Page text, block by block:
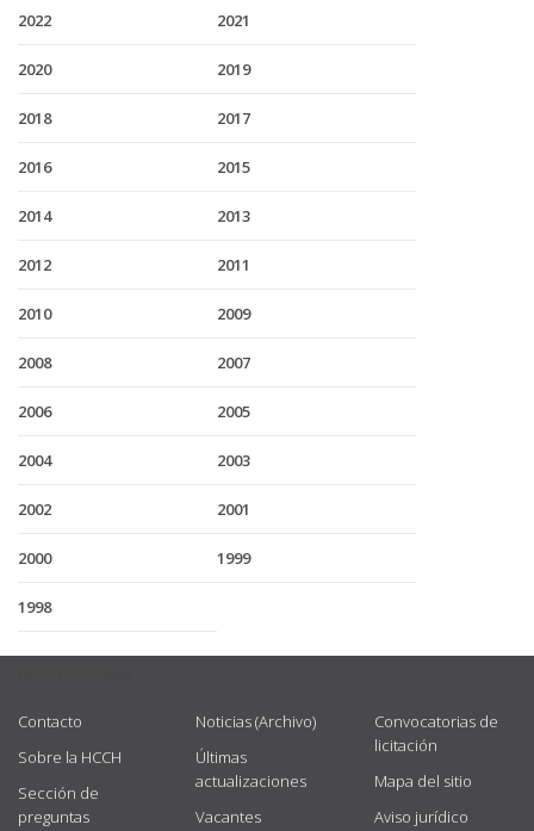
2022 2021
2020 2019
2018 2017
2016 2015
2014 2013
2012 2011
2010 2009
2008 2007
2006 2005
2004 2003
2002 2001
2000 1999
1998
Contacto
Sobre la HCCH
Sección de
preguntas
Noticias (Archivo)
Últimas
actualizaciones
Vacantes
Convocatorias de
licitación
Mapa del sitio
Aviso jurídico